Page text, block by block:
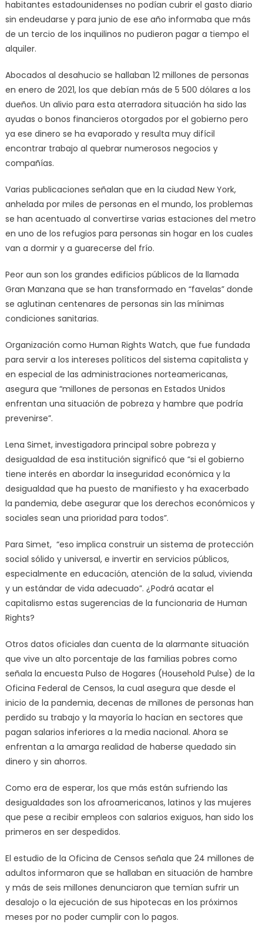
habitantes estadounidenses no podían cubrir el gasto diario
sin endeudarse y para junio de ese año informaba que más
de un tercio de los inquilinos no pudieron pagar a tiempo el
alquiler.
Abocados al desahucio se hallaban 12 millones de personas
en enero de 2021, los que debían más de 5 500 dólares a los
dueños. Un alivio para esta aterradora situación ha sido las
ayudas o bonos financieros otorgados por el gobierno pero
ya ese dinero se ha evaporado y resulta muy difícil
encontrar trabajo al quebrar numerosos negocios y
compañías.
Varias publicaciones señalan que en la ciudad New York,
anhelada por miles de personas en el mundo, los problemas
se han acentuado al convertirse varias estaciones del metro
en uno de los refugios para personas sin hogar en los cuales
van a dormir y a guarecerse del frío.
Peor aun son los grandes edificios públicos de la llamada
Gran Manzana que se han transformado en “favelas” donde
se aglutinan centenares de personas sin las mínimas
condiciones sanitarias.
Organización como Human Rights Watch, que fue fundada
para servir a los intereses políticos del sistema capitalista y
en especial de las administraciones norteamericanas,
asegura que “millones de personas en Estados Unidos
enfrentan una situación de pobreza y hambre que podría
prevenirse”.
Lena Simet, investigadora principal sobre pobreza y
desigualdad de esa institución significó que “si el gobierno
tiene interés en abordar la inseguridad económica y la
desigualdad que ha puesto de manifiesto y ha exacerbado
la pandemia, debe asegurar que los derechos económicos y
sociales sean una prioridad para todos”.
Para Simet, “eso implica construir un sistema de protección
social sólido y universal, e invertir en servicios públicos,
especialmente en educación, atención de la salud, vivienda
y un estándar de vida adecuado”. ¿Podrá acatar el
capitalismo estas sugerencias de la funcionaria de Human
Rights?
Otros datos oficiales dan cuenta de la alarmante situación
que vive un alto porcentaje de las familias pobres como
señala la encuesta Pulso de Hogares (Household Pulse) de la
Oficina Federal de Censos, la cual asegura que desde el
inicio de la pandemia, decenas de millones de personas han
perdido su trabajo y la mayoría lo hacían en sectores que
pagan salarios inferiores a la media nacional. Ahora se
enfrentan a la amarga realidad de haberse quedado sin
dinero y sin ahorros.
Como era de esperar, los que más están sufriendo las
desigualdades son los afroamericanos, latinos y las mujeres
que pese a recibir empleos con salarios exiguos, han sido los
primeros en ser despedidos.
El estudio de la Oficina de Censos señala que 24 millones de
adultos informaron que se hallaban en situación de hambre
y más de seis millones denunciaron que temían sufrir un
desalojo o la ejecución de sus hipotecas en los próximos
meses por no poder cumplir con lo pagos.